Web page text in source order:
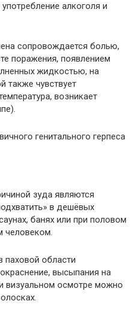
алкоголя и
сопровождается болью,
поражения, появлением
жидкостью, на
также чувствует
возникает
генитального герпеса
зуда являются
в дешёвых
банях или при половом
человеком.
паховой области
высыпания на
визуальном осмотре можно